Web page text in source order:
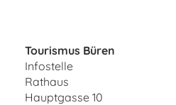
Tourismus Büren
Infostelle
Rathaus
Hauptgasse 10